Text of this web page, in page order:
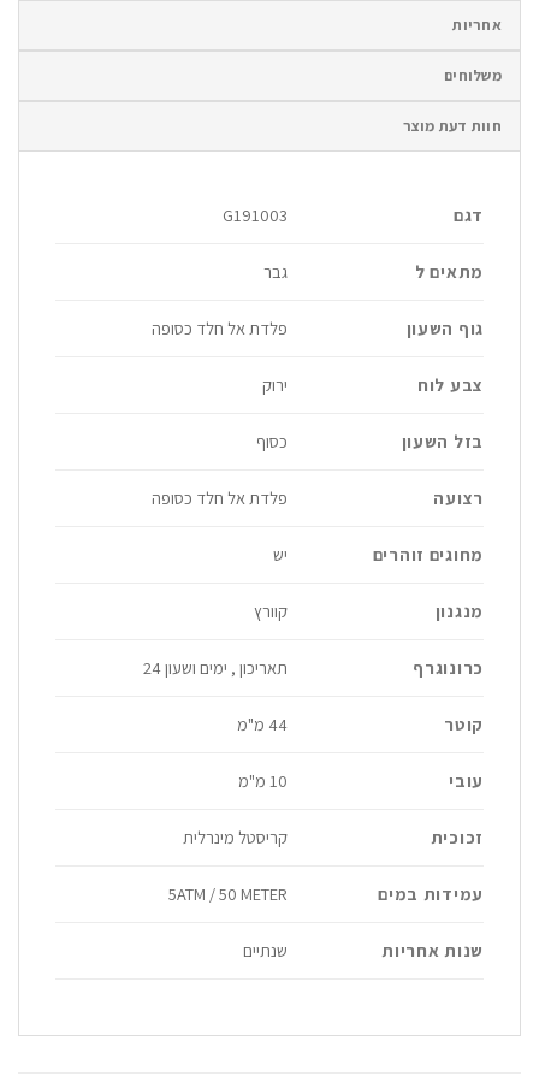
אחריות
משלוחים
חוות דעת מוצר
דגם G191003
מתאים ל גבר
גוף השעון פלדת אל חלד כסופה
צבע לוח ירוק
בזל השעון כסוף
רצועה פלדת אל חלד כסופה
מחוגים זוהרים יש
מנגנון קוורץ
כרונוגרף תאריכון , ימים ושעון 24
קוטר 44 מ"מ
עובי 10 מ"מ
זכוכית קריסטל מינרלית
עמידות במים 5ATM / 50 METER
שנות אחריות שנתיים